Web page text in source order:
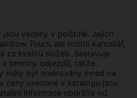
jsou vedeny v polštině. Jejich
Tours, ale místní kancelář,
za kvalitu služeb. Sestavuje
termíny odjezdů, takže
měly být směrovány ihned na
ceny uvedené v katalogu jsou
informace obdržíte od